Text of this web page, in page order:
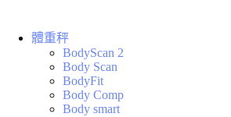
體重秤
BodyScan 2
Body Scan
BodyFit
Body Comp
Body smart